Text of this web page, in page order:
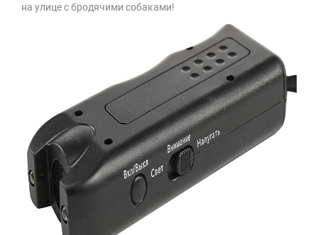
на улице с бродячими собаками!